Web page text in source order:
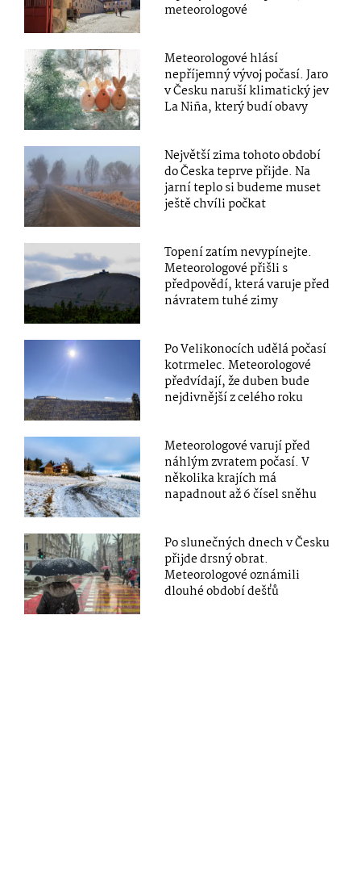
meteorologové
Meteorologové hlásí
nepříjemný vývoj počasí. Jaro
v Česku naruší klimatický jev
La Niña, který budí obavy
Největší zima tohoto období
do Česka teprve přijde. Na
jarní teplo si budeme muset
ještě chvíli počkat
Topení zatím nevypínejte.
Meteorologové přišli s
předpovědí, která varuje před
návratem tuhé zimy
Po Velikonocích udělá počasí
kotrmelec. Meteorologové
předvídají, že duben bude
nejdivnější z celého roku
Meteorologové varují před
náhlým zvratem počasí. V
několika krajích má
napadnout až 6 čísel sněhu
Po slunečných dnech v Česku
přijde drsný obrat.
Meteorologové oznámili
dlouhé období dešťů